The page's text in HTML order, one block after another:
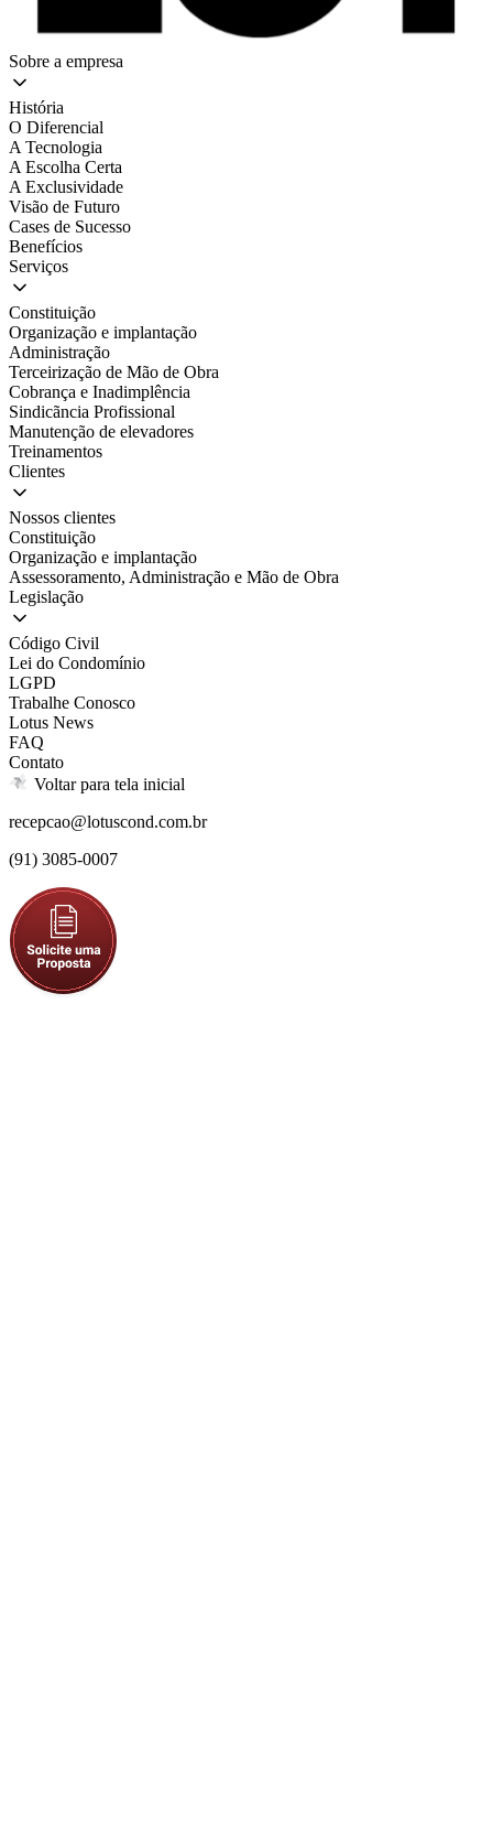
Sobre a empresa
História
O Diferencial
A Tecnologia
A Escolha Certa
A Exclusividade
Visão de Futuro
Cases de Sucesso
Benefícios
Serviços
Constituição
Organização e implantação
Administração
Terceirização de Mão de Obra
Cobrança e Inadimplência
Sindicãncia Profissional
Manutenção de elevadores
Treinamentos
Clientes
Nossos clientes
Constituição
Organização e implantação
Assessoramento, Administração e Mão de Obra
Legislação
Código Civil
Lei do Condomínio
LGPD
Trabalhe Conosco
Lotus News
FAQ
Contato
Voltar para tela inicial
recepcao@lotuscond.com.br
(91) 3085-0007